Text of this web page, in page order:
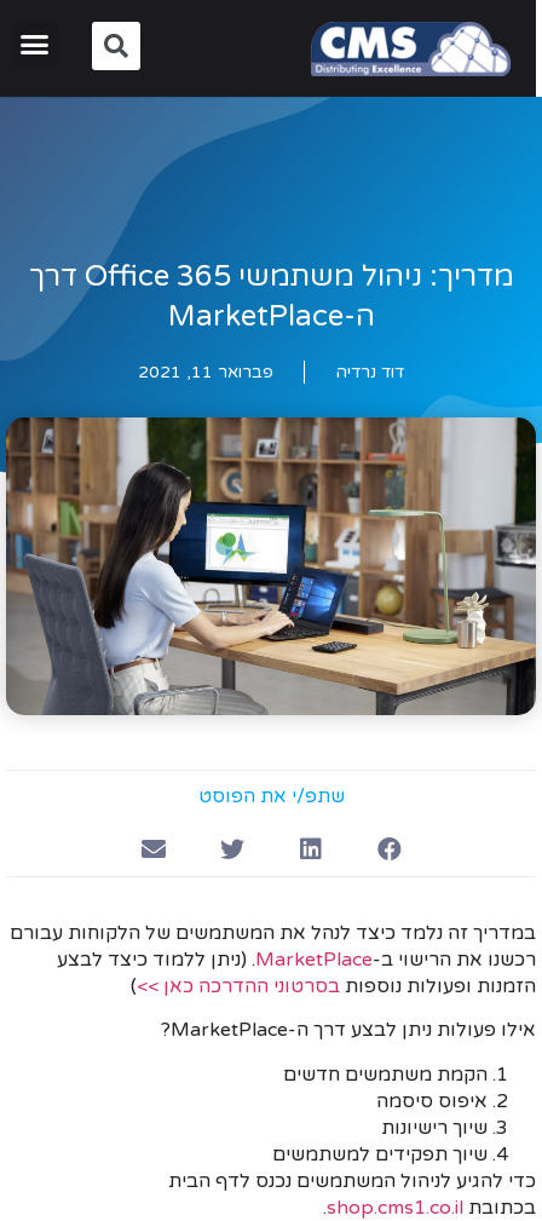
מדריך: ניהול משתמשי Office 365 דרך
ה-MarketPlace
דוד נרדיה פברואר 11, 2021
שתפ/י את הפוסט
במדריך זה נלמד כיצד לנהל את המשתמשים של הלקוחות עבורם
רכשנו את הרישוי ב-MarketPlace. (ניתן ללמוד כיצד לבצע
הזמנות ופעולות נוספות בסרטוני ההדרכה כאן >>)
אילו פעולות ניתן לבצע דרך ה-MarketPlace?
הקמת משתמשים חדשים
איפוס סיסמה
שיוך רישיונות
שיוך תפקידים למשתמשים
כדי להגיע לניהול המשתמשים נכנס לדף הבית
בכתובת shop.cms1.co.il
.